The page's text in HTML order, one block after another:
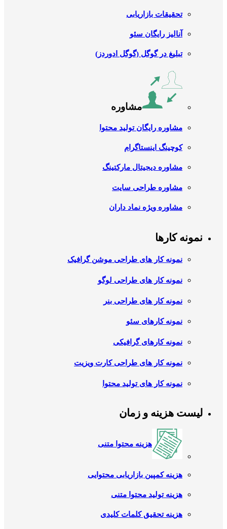
تحقیقات بازاریابی
آنالیز رایگان سئو
تبلیغ در گوگل (گوگل ادوردز)
مشاوره
مشاوره رایگان تولید محتوا
کوچینگ اینستاگرام
مشاوره دیجیتال مارکتینگ
مشاوره طراحی سایت
مشاوره ویژه نماد داران
نمونه کارها
نمونه کار های طراحی موشن گرافیک
نمونه کار های طراحی لوگو
نمونه کار های طراحی بنر
نمونه کارهای سئو
نمونه کارهای گرافیکی
نمونه کار های طراحی کارت ویزیت
نمونه کار های تولید محتوا
لیست هزینه و زمان
هزینه محتوا متنی
هزینه کمپین بازاریابی محتوایی
هزینه تولید محتوا متنی
هزینه تحقیق کلمات کلیدی